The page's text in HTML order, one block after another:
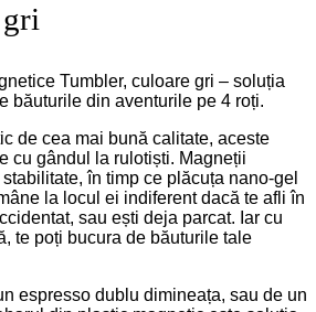
Tumbler, culoare gri – soluția
băuturile din aventurile pe 4 roți.
de cea mai bună calitate, aceste
cu gândul la rulotiști. Magneții
în timp ce plăcuța nano-gel
la locul ei indiferent dacă te afli în
sau ești deja parcat. Iar cu
te poți bucura de băuturile tale
espresso dublu dimineața, sau de un